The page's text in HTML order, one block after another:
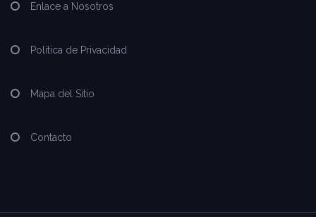
Enlace a Nosotros
Política de Privacidad
Mapa del Sitio
Contacto